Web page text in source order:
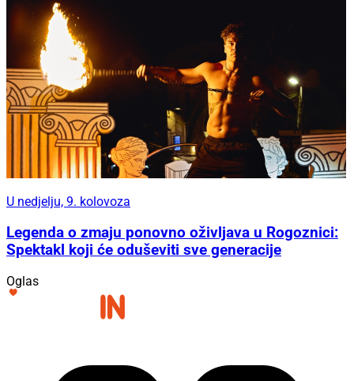
U nedjelju, 9. kolovoza
Legenda o zmaju ponovno oživljava u Rogoznici:
Spektakl koji će oduševiti sve generacije
Oglas